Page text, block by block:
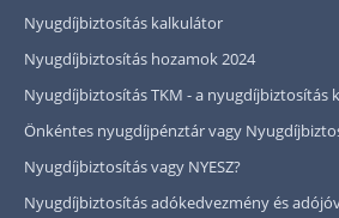
Nyugdíjbiztosítás kalkulátor
Nyugdíjbiztosítás hozamok 2024
Nyugdíjbiztosítás TKM - a nyugdíjbiztosítás
Önkéntes nyugdíjpénztár vagy
Nyugdíjbiztosítás vagy NYESZ?
Nyugdíjbiztosítás adókedvezmény és